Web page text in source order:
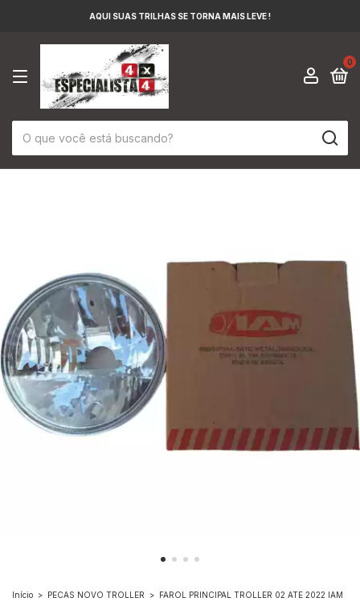
AQUI SUAS TRILHAS SE TORNA MAIS LEVE !
0
Início > PECAS NOVO TROLLER > FAROL PRINCIPAL TROLLER 02 ATE 2022 IAM